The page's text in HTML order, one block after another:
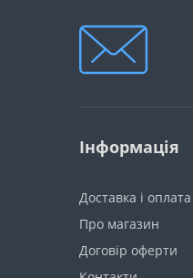
Інформація
Доставка і оплата
Про магазин
Договір оферти